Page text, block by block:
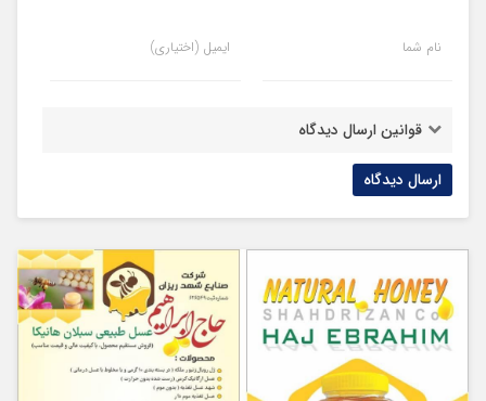
نام شما ایمیل (اختیاری)
قوانین ارسال دیدگاه